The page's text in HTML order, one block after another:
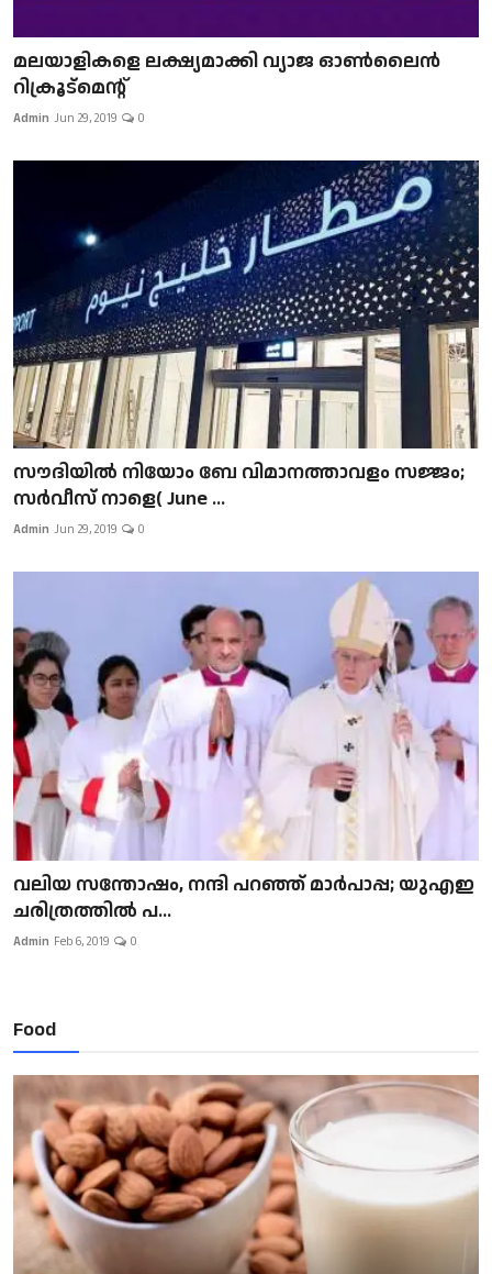
മലയാളികളെ ലക്ഷ്യമാക്കി വ്യാജ ഓൺലൈൻ
റിക്രൂട്മെന്റ്
Admin Jun 29, 2019 0
സൗദിയിൽ നിയോം ബേ വിമാനത്താവളം സജ്ജം;
സർവീസ് നാളെ( June ...
Admin Jun 29, 2019 0
വലിയ സന്തോഷം, നന്ദി പറഞ്ഞ് മാർപാപ്പ; യുഎഇ
ചരിത്രത്തിൽ പ...
Admin Feb 6, 2019 0
Food